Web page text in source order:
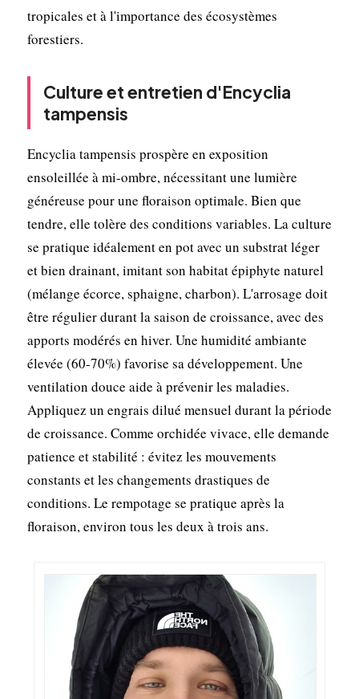
tropicales et à l'importance des écosystèmes
forestiers.
Culture et entretien d'Encyclia
tampensis
Encyclia tampensis prospère en exposition
ensoleillée à mi-ombre, nécessitant une lumière
généreuse pour une floraison optimale. Bien que
tendre, elle tolère des conditions variables. La culture
se pratique idéalement en pot avec un substrat léger
et bien drainant, imitant son habitat épiphyte naturel
(mélange écorce, sphaigne, charbon). L'arrosage doit
être régulier durant la saison de croissance, avec des
apports modérés en hiver. Une humidité ambiante
élevée (60-70%) favorise sa développement. Une
ventilation douce aide à prévenir les maladies.
Appliquez un engrais dilué mensuel durant la période
de croissance. Comme orchidée vivace, elle demande
patience et stabilité : évitez les mouvements
constants et les changements drastiques de
conditions. Le rempotage se pratique après la
floraison, environ tous les deux à trois ans.